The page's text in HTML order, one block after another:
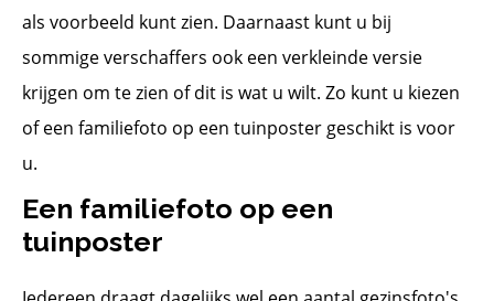
als voorbeeld kunt zien. Daarnaast kunt u bij
sommige verschaffers ook een verkleinde versie
krijgen om te zien of dit is wat u wilt. Zo kunt u kiezen
of een familiefoto op een tuinposter geschikt is voor
u.
Een familiefoto op een
tuinposter